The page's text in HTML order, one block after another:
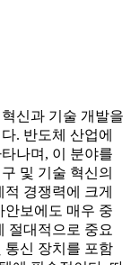
신과 기술 개발을
. 반도체 산업에
나며, 이 분야를
및 기술 혁신의
경쟁력에 크게
안보에도 매우 중
절대적으로 중요
통신 장치를 포함